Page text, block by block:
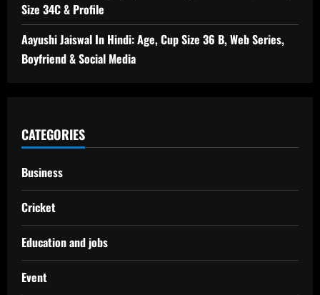
Size 34C & Profile
Aayushi Jaiswal In Hindi: Age, Cup Size 36 B, Web Series,
Boyfriend & Social Media
CATEGORIES
Business
Cricket
Education and jobs
Event